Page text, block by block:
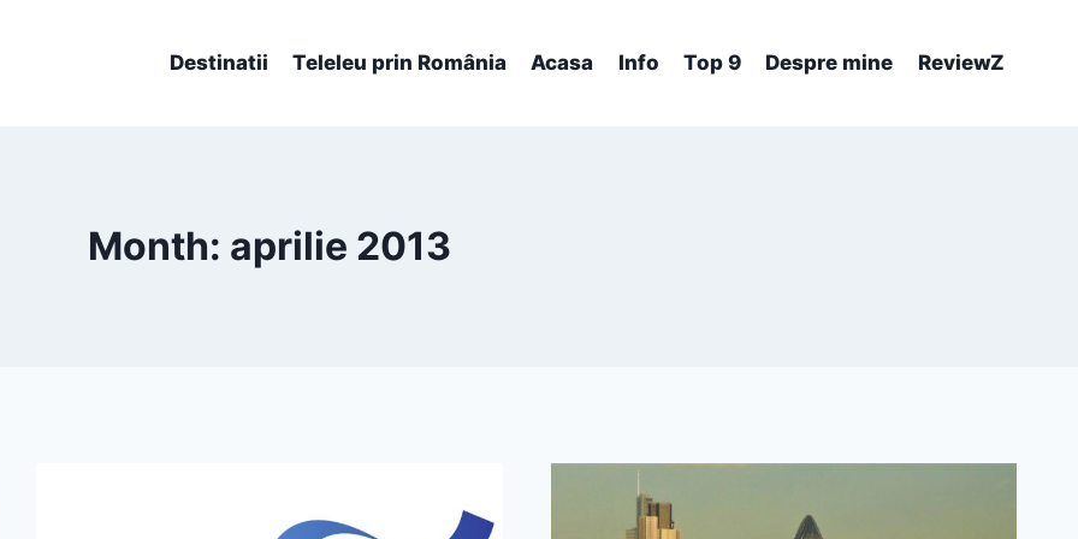
Destinatii Teleleu prin România Acasa Info Top 9 Despre mine ReviewZ
Month: aprilie 2013